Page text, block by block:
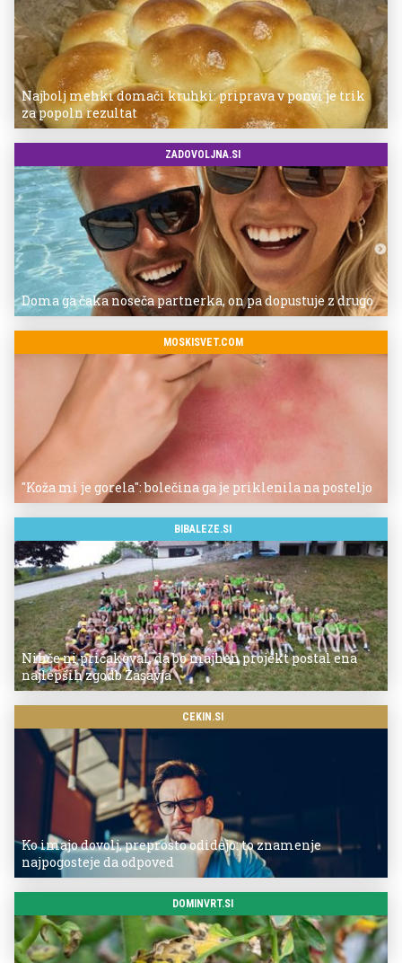
Najbolj mehki domači kruhki: priprava v ponvi je trik
za popoln rezultat
ZADOVOLJNA.SI
Doma ga čaka noseča partnerka, on pa dopustuje z drugo
MOSKISVET.COM
"Koža mi je gorela": bolečina ga je priklenila na posteljo
BIBALEZE.SI
Nihče ni pričakoval, da bo majhen projekt postal ena
najlepših zgodb Zasavja
CEKIN.SI
Ko imajo dovolj, preprosto odidejo: to znamenje
najpogosteje da odpoved
DOMINVRT.SI